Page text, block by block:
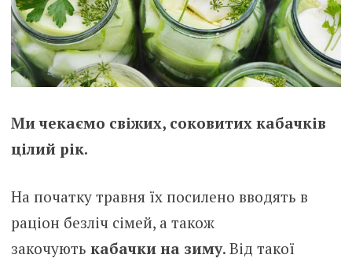
Ми чекаємо свіжих, соковитих кабачків
цілий рік.
На початку травня їх посилено вводять в
раціон безліч сімей, а також
закочують кабачки на зиму. Від такої